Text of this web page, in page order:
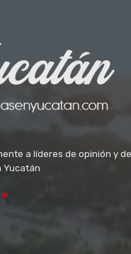
a líderes de opinión y
Yucatán